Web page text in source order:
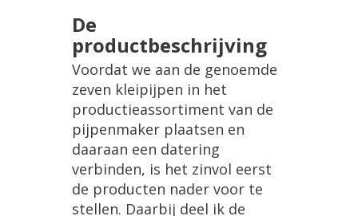
De
productbeschrijving
Voordat we aan de genoemde
zeven kleipijpen in het
productieassortiment van de
pijpenmaker plaatsen en
daaraan een datering
verbinden, is het zinvol eerst
de producten nader voor te
stellen. Daarbij deel ik de